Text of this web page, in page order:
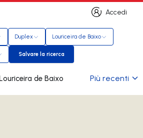
Accedi
Accedi
Duplex Louriceira de Baixo
Salvare la ricerca
Salvare la ricerca
in vendita in Louriceira de Baixo Più recenti